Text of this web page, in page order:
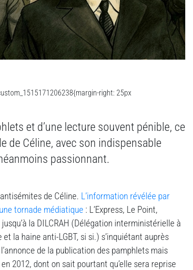
right: 25px
et d’une lecture souvent pénible, ce
de Céline, avec son indispensable
passionnant.
de Céline. L’information révélée par
tornade médiatique : L’Express, Le Point,
la DILCRAH (Délégation interministérielle à
la haine anti-LGBT, si si.) s’inquiétant auprès
de la publication des pamphlets mais
2012, dont on sait pourtant qu’elle sera reprise